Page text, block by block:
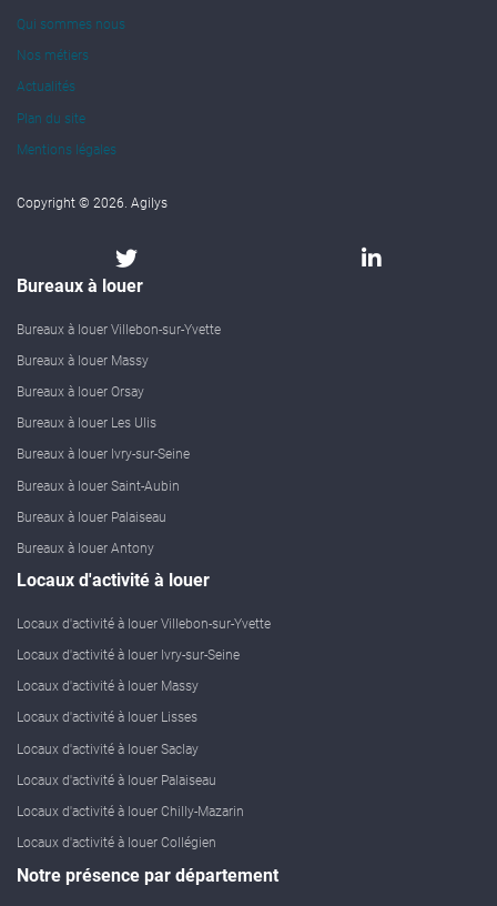
Qui sommes nous
Nos métiers
Actualités
Plan du site
Mentions légales
Copyright © 2026. Agilys
Bureaux à louer
Bureaux à louer Villebon-sur-Yvette
Bureaux à louer Massy
Bureaux à louer Orsay
Bureaux à louer Les Ulis
Bureaux à louer Ivry-sur-Seine
Bureaux à louer Saint-Aubin
Bureaux à louer Palaiseau
Bureaux à louer Antony
Locaux d'activité à louer
Locaux d'activité à louer Villebon-sur-Yvette
Locaux d'activité à louer Ivry-sur-Seine
Locaux d'activité à louer Massy
Locaux d'activité à louer Lisses
Locaux d'activité à louer Saclay
Locaux d'activité à louer Palaiseau
Locaux d'activité à louer Chilly-Mazarin
Locaux d'activité à louer Collégien
Notre présence par département